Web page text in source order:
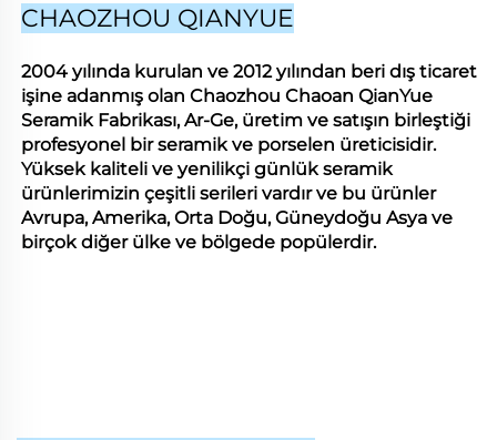
CHAOZHOU QIANYUE
2004 yılında kurulan ve 2012 yılından beri dış ticaret
işine adanmış olan Chaozhou Chaoan QianYue
Seramik Fabrikası, Ar-Ge, üretim ve satışın birleştiği
profesyonel bir seramik ve porselen üreticisidir.
Yüksek kaliteli ve yenilikçi günlük seramik
ürünlerimizin çeşitli serileri vardır ve bu ürünler
Avrupa, Amerika, Orta Doğu, Güneydoğu Asya ve
birçok diğer ülke ve bölgede popülerdir.